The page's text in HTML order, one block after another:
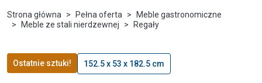
Strona główna Pełna oferta
Meble gastronomiczne
Meble ze stali nierdzewnej
Regały
Ostatnie sztuki! 152.5 x 53 x 182.5 cm